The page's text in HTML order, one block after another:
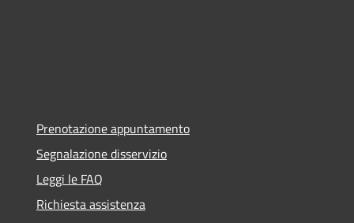
Prenotazione appuntamento
Segnalazione disservizio
Leggi le FAQ
Richiesta assistenza